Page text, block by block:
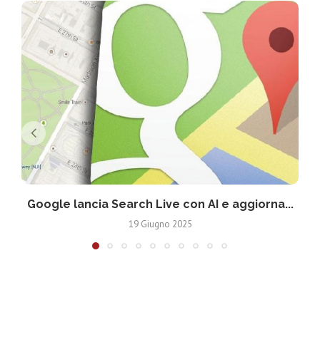
Google lancia Search Live con AI e aggiorna...
19 Giugno 2025